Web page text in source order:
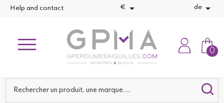
Help and contact €  de 
0